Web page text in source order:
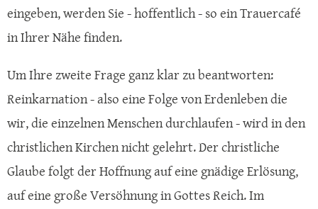
eingeben, werden Sie - hoffentlich - so ein Trauercafé
in Ihrer Nähe finden.
Um Ihre zweite Frage ganz klar zu beantworten:
Reinkarnation - also eine Folge von Erdenleben die
wir, die einzelnen Menschen durchlaufen - wird in den
christlichen Kirchen nicht gelehrt. Der christliche
Glaube folgt der Hoffnung auf eine gnädige Erlösung,
auf eine große Versöhnung in Gottes Reich. Im